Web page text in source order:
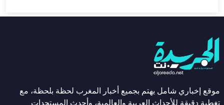
موقع إخباري شامل يهتم بجميع أخبار المغرب لحظة بلحظة، مع
تغطية دقيقة للأحداث العربية والعالمية، وأحدث المستجدات